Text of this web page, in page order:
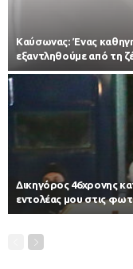
Kαύσωνας: Ένας
εξαντληθούμε από τη
Δικηγόρος 46χρονης
εντολέας μου στις